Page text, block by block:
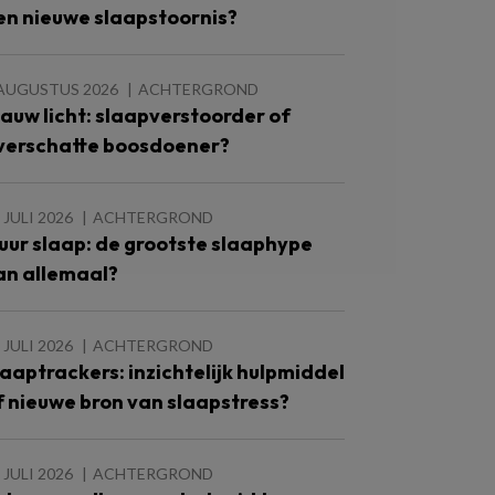
nieuwe slaapstoornis?
2026 ACHTERGROND
licht: slaapverstoorder of
boosdoener?
JULI 2026 ACHTERGROND
slaap: de grootste slaaphype
allemaal?
JULI 2026 ACHTERGROND
inzichtelijk hulpmiddel
nieuwe bron van slaapstress?
JULI 2026 ACHTERGROND